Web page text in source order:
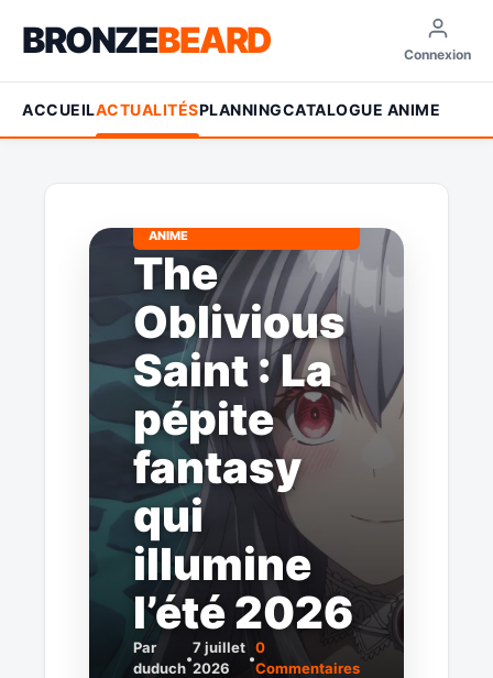
BRONZEBEARD Connexion
ACCUEILACTUALITÉSPLANNINGCATALOGUE ANIME
ANIME
The
Oblivious
Saint : La
pépite
fantasy
qui
illumine
l’été 2026
Par
duduch
•
7 juillet
2026
•
0
Commentaires